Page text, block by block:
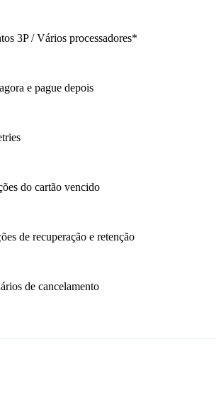
3P / Vários processadores*
e pague depois​
do cartão vencido
de recuperação e retenção
de cancelamento